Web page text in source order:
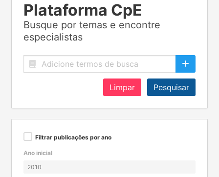
Plataforma CpE
Busque por temas e encontre
especialistas
Limpar Pesquisar
Filtrar publicações por ano
Ano inicial